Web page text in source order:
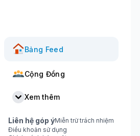
Bảng Feed
Cộng Đồng
Xem thêm
Liên hệ góp ýMiễn trừ trách nhiệm
Điều khoản sử dụng